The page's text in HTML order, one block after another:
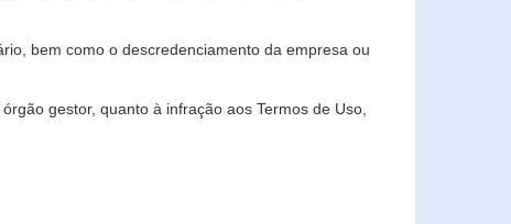
bem como o descredenciamento da empresa ou
gestor, quanto à infração aos Termos de Uso,